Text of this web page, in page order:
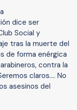
dice ser
Social y
tras la muerte del
de forma enérgica
contra la
claros.... No
asesinos del